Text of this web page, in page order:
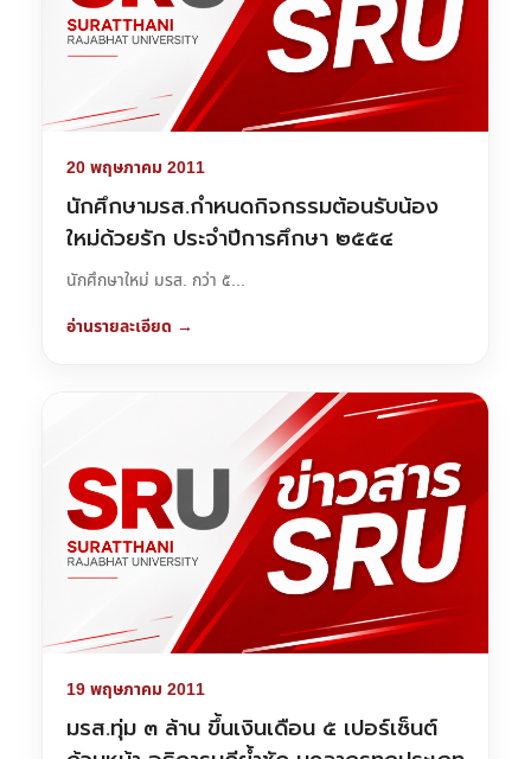
20 พฤษภาคม 2011
นักศึกษามรส.กำหนดกิจกรรมต้อนรับน้อง
ใหม่ด้วยรัก ประจำปีการศึกษา ๒๕๕๔
นักศึกษาใหม่ มรส. กว่า ๕...
อ่านรายละเอียด →
19 พฤษภาคม 2011
มรส.ทุ่ม ๓ ล้าน ขึ้นเงินเดือน ๕ เปอร์เซ็นต์